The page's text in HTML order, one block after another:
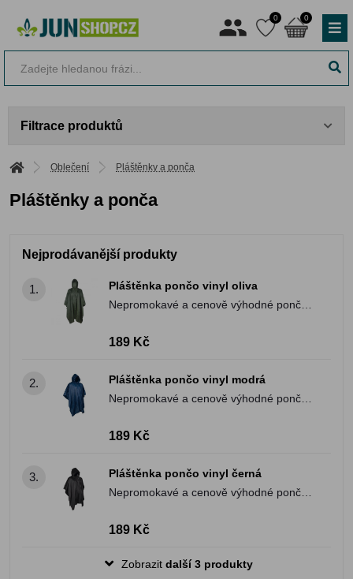
0 0
Filtrace produktů
Oblečení Pláštěnky a ponča
Pláštěnky a ponča
Nejprodávanější produkty
1.
Pláštěnka pončo vinyl oliva
Nepromokavé a cenově výhodné pončo
189 Kč
2.
Pláštěnka pončo vinyl modrá
Nepromokavé a cenově výhodné pončo
189 Kč
3.
Pláštěnka pončo vinyl černá
Nepromokavé a cenově výhodné pončo
189 Kč
Zobrazit další 3 produkty